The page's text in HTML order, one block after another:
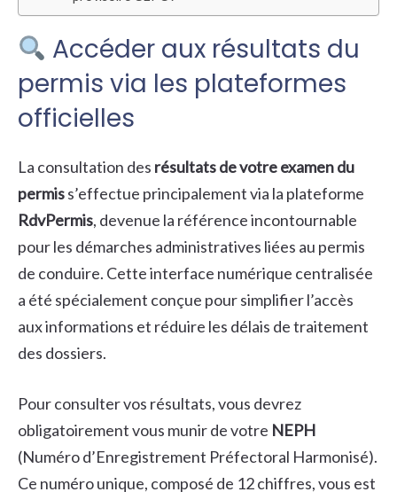
Accéder aux résultats du
permis via les plateformes
officielles
La consultation des résultats de votre examen du
permiss’effectue principalement via la plateforme
RdvPermis, devenue la référence incontournable
pour les démarches administratives liées au permis
de conduire. Cette interface numérique centralisée
a été spécialement conçue pour simplifier l’accès
aux informations et réduire les délais de traitement
des dossiers.
Pour consulter vos résultats, vous devrez
obligatoirement vous munir de votre NEPH
(Numéro d’Enregistrement Préfectoral Harmonisé).
Ce numéro unique, composé de 12 chiffres, vous est